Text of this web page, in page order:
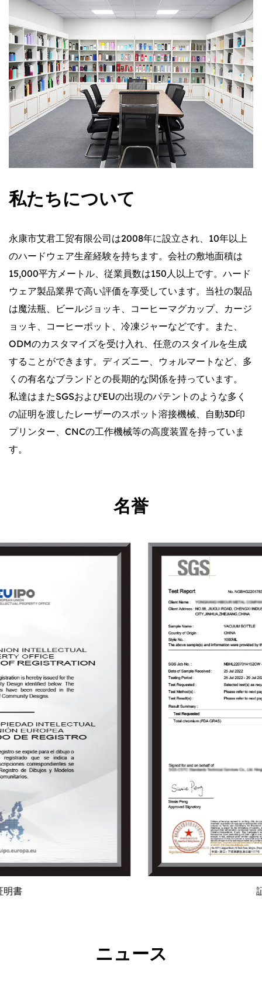
私たちについて
永康市艾君工贸有限公司は2008年に設立され、10年以上
のハードウェア生産経験を持ちます。会社の敷地面積は
15,000平方メートル、従業員数は150人以上です。ハード
ウェア製品業界で高い評価を享受しています。当社の製品
は魔法瓶、ビールジョッキ、コーヒーマグカップ、カージ
ョッキ、コーヒーポット、冷凍ジャーなどです。また、
ODMのカスタマイズを受け入れ、任意のスタイルを生成
することができます。ディズニー、ウォルマートなど、多
くの有名なブランドとの長期的な関係を持っています。
私達はまたSGSおよびEUの出現のパテントのような多く
の証明を渡したレーザーのスポット溶接機械、自動3D印
プリンター、CNCの工作機械等の高度装置を持っていま
す。
名誉
ニュース